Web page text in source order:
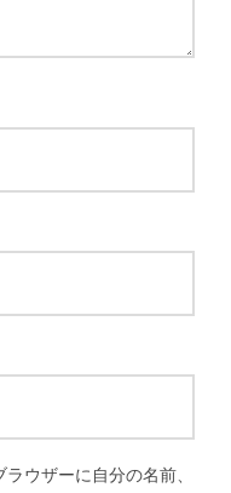
ウザーに自分の名前、